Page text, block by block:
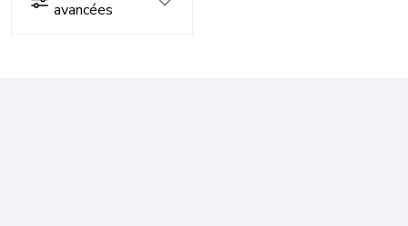
avancées